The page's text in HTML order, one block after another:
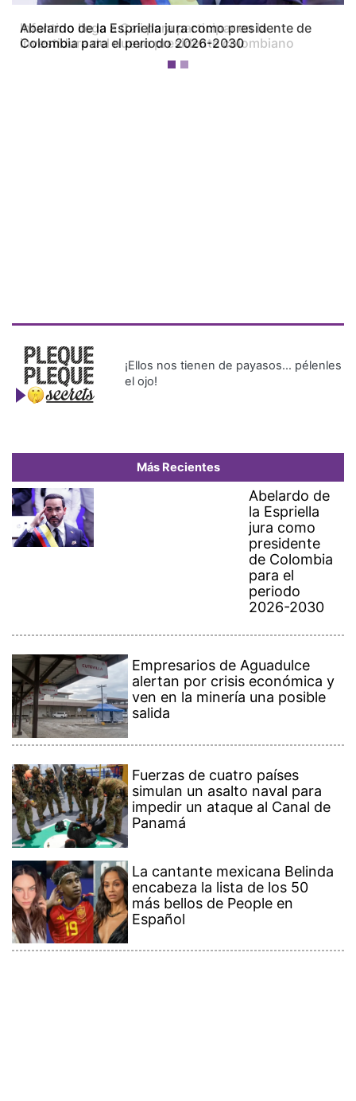
Abelardo de la Espriella jura como presidente de
Colombia para el periodo 2026-2030
¡Ellos nos tienen de payasos… pélenles
el ojo!
Más Recientes
Abelardo de
la Espriella
jura como
presidente
de Colombia
para el
periodo
2026-2030
Empresarios de Aguadulce
alertan por crisis económica y
ven en la minería una posible
salida
Fuerzas de cuatro países
simulan un asalto naval para
impedir un ataque al Canal de
Panamá
La cantante mexicana Belinda
encabeza la lista de los 50
más bellos de People en
Español